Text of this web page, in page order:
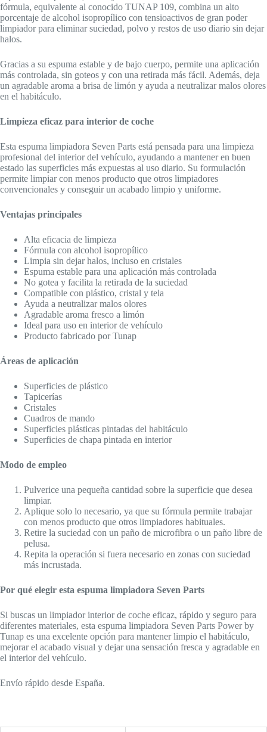
fórmula, equivalente al conocido TUNAP 109, combina un alto
porcentaje de alcohol isopropílico con tensioactivos de gran poder
limpiador para eliminar suciedad, polvo y restos de uso diario sin dejar
halos.
Gracias a su espuma estable y de bajo cuerpo, permite una aplicación
más controlada, sin goteos y con una retirada más fácil. Además, deja
un agradable aroma a brisa de limón y ayuda a neutralizar malos olores
en el habitáculo.
Limpieza eficaz para interior de coche
Esta espuma limpiadora Seven Parts está pensada para una limpieza
profesional del interior del vehículo, ayudando a mantener en buen
estado las superficies más expuestas al uso diario. Su formulación
permite limpiar con menos producto que otros limpiadores
convencionales y conseguir un acabado limpio y uniforme.
Ventajas principales
Alta eficacia de limpieza
Fórmula con alcohol isopropílico
Limpia sin dejar halos, incluso en cristales
Espuma estable para una aplicación más controlada
No gotea y facilita la retirada de la suciedad
Compatible con plástico, cristal y tela
Ayuda a neutralizar malos olores
Agradable aroma fresco a limón
Ideal para uso en interior de vehículo
Producto fabricado por Tunap
Áreas de aplicación
Superficies de plástico
Tapicerías
Cristales
Cuadros de mando
Superficies plásticas pintadas del habitáculo
Superficies de chapa pintada en interior
Modo de empleo
Pulverice una pequeña cantidad sobre la superficie que desea
limpiar.
Aplique solo lo necesario, ya que su fórmula permite trabajar
con menos producto que otros limpiadores habituales.
Retire la suciedad con un paño de microfibra o un paño libre de
pelusa.
Repita la operación si fuera necesario en zonas con suciedad
más incrustada.
Por qué elegir esta espuma limpiadora Seven Parts
Si buscas un limpiador interior de coche eficaz, rápido y seguro para
diferentes materiales, esta espuma limpiadora Seven Parts Power by
Tunap es una excelente opción para mantener limpio el habitáculo,
mejorar el acabado visual y dejar una sensación fresca y agradable en
el interior del vehículo.
Envío rápido desde España.